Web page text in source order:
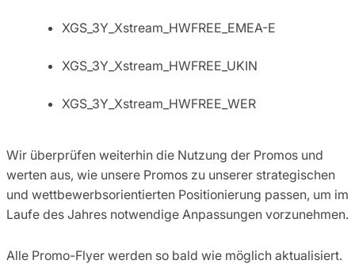
XGS_3Y_Xstream_HWFREE_EMEA-E
XGS_3Y_Xstream_HWFREE_UKIN
XGS_3Y_Xstream_HWFREE_WER
Wir überprüfen weiterhin die Nutzung der Promos und
werten aus, wie unsere Promos zu unserer strategischen
und wettbewerbsorientierten Positionierung passen, um im
Laufe des Jahres notwendige Anpassungen vorzunehmen.
Alle Promo-Flyer werden so bald wie möglich aktualisiert.